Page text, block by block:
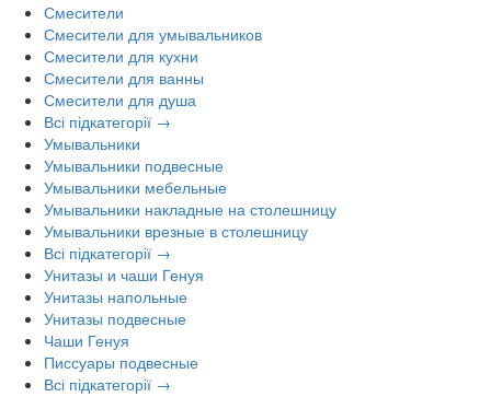
Смесители
Смесители для умывальников
Смесители для кухни
Смесители для ванны
Смесители для душа
Всі підкатегорії →
Умывальники
Умывальники подвесные
Умывальники мебельные
Умывальники накладные на столешницу
Умывальники врезные в столешницу
Всі підкатегорії →
Унитазы и чаши Генуя
Унитазы напольные
Унитазы подвесные
Чаши Генуя
Писсуары подвесные
Всі підкатегорії →